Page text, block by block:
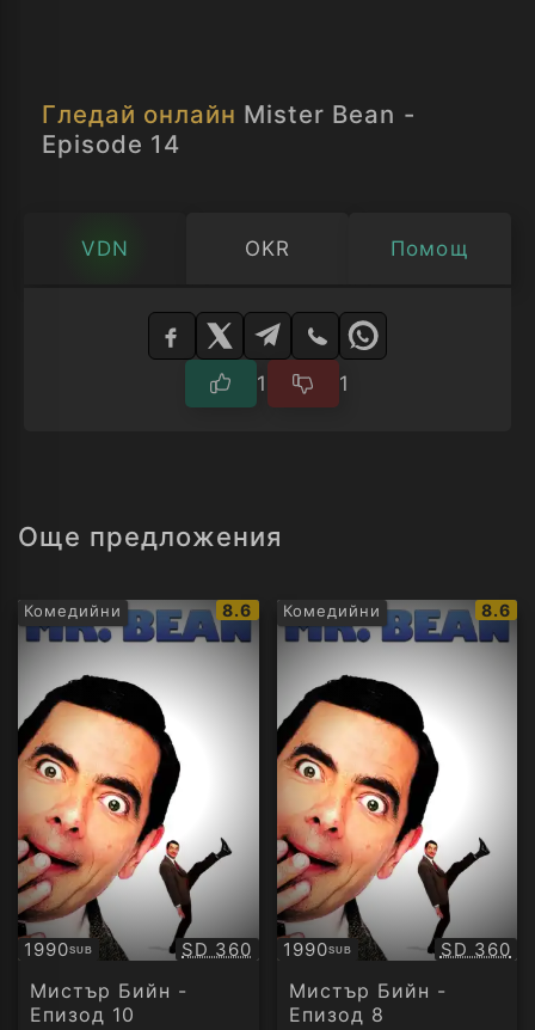
с проблема. Мистър Бийн - Епизод 14
Гледай онлайн Mister Bean -
Episode 14
VDN OKR Помощ
Изберете
1 1
Още предложения
Комедийни
IMDb
рейтинг:
8.6
1990SUB
Субтитри Качество:
SD 360
Мистър Бийн -
Епизод 10
Комедийни
IMDb
8.6
1990SUB
Субтитри SD 360
Мистър Бийн -
Епизод 8